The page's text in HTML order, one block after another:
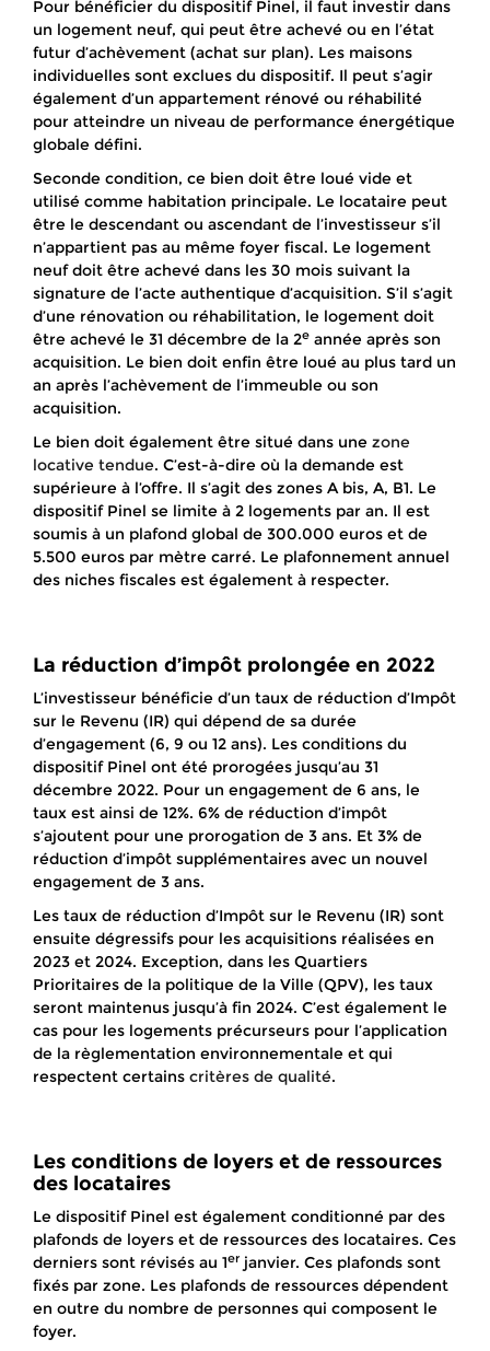
Pour bénéficier du dispositif Pinel, il faut investir dans
un logement neuf, qui peut être achevé ou en l’état
futur d’achèvement (achat sur plan). Les maisons
individuelles sont exclues du dispositif. Il peut s’agir
également d’un appartement rénové ou réhabilité
pour atteindre un niveau de performance énergétique
globale défini.
Seconde condition, ce bien doit être loué vide et
utilisé comme habitation principale. Le locataire peut
être le descendant ou ascendant de l’investisseur s’il
n’appartient pas au même foyer fiscal. Le logement
neuf doit être achevé dans les 30 mois suivant la
signature de l’acte authentique d’acquisition. S’il s’agit
d’une rénovation ou réhabilitation, le logement doit
être achevé le 31 décembre de la 2e année après son
acquisition. Le bien doit enfin être loué au plus tard un
an après l’achèvement de l’immeuble ou son
acquisition.
Le bien doit également être situé dans une zone
locative tendue. C’est-à-dire où la demande est
supérieure à l’offre. Il s’agit des zones A bis, A, B1. Le
dispositif Pinel se limite à 2 logements par an. Il est
soumis à un plafond global de 300.000 euros et de
5.500 euros par mètre carré. Le plafonnement annuel
des niches fiscales est également à respecter.
La réduction d’impôt prolongée en 2022
L’investisseur bénéficie d’un taux de réduction d’Impôt
sur le Revenu (IR) qui dépend de sa durée
d’engagement (6, 9 ou 12 ans). Les conditions du
dispositif Pinel ont été prorogées jusqu’au 31
décembre 2022. Pour un engagement de 6 ans, le
taux est ainsi de 12%. 6% de réduction d’impôt
s’ajoutent pour une prorogation de 3 ans. Et 3% de
réduction d’impôt supplémentaires avec un nouvel
engagement de 3 ans.
Les taux de réduction d’Impôt sur le Revenu (IR) sont
ensuite dégressifs pour les acquisitions réalisées en
2023 et 2024. Exception, dans les Quartiers
Prioritaires de la politique de la Ville (QPV), les taux
seront maintenus jusqu’à fin 2024. C’est également le
cas pour les logements précurseurs pour l’application
de la règlementation environnementale et qui
respectent certains critères de qualité.
Les conditions de loyers et de ressources
des locataires
Le dispositif Pinel est également conditionné par des
plafonds de loyers et de ressources des locataires. Ces
derniers sont révisés au 1er janvier. Ces plafonds sont
fixés par zone. Les plafonds de ressources dépendent
en outre du nombre de personnes qui composent le
foyer.